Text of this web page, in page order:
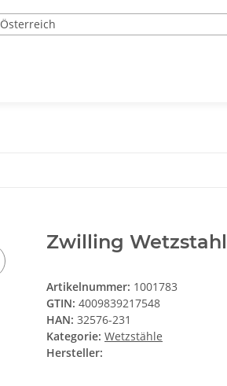
Österreich
Zwilling
Artikelnummer: 1001783
GTIN: 4009839217548
HAN: 32576-231
Kategorie: Wetzstähle
Hersteller: